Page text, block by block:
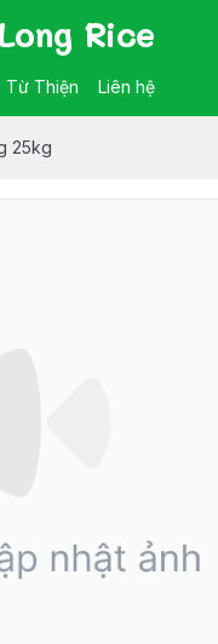
Rice
Từ Thiện Liên hệ
25kg